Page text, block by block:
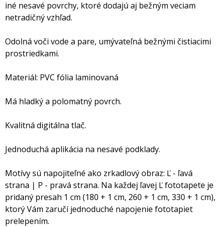
iné nesavé povrchy, ktoré dodajú aj bežným veciam
netradičný vzhľad.
Odolná voči vode a pare, umývateľná bežnými čistiacimi
prostriedkami.
Materiál: PVC fólia laminovaná
Má hladký a polomatný povrch.
Kvalitná digitálna tlač.
Jednoduchá aplikácia na nesavé podklady.
Motívy sú napojiteľné ako zrkadlový obraz: Ľ - ľavá
strana | P - pravá strana. Na každej ľavej Ľ fototapete je
pridaný presah 1 cm (180 + 1 cm, 260 + 1 cm, 330 + 1 cm),
ktorý Vám zaručí jednoduché napojenie fototapiet
prelepením.